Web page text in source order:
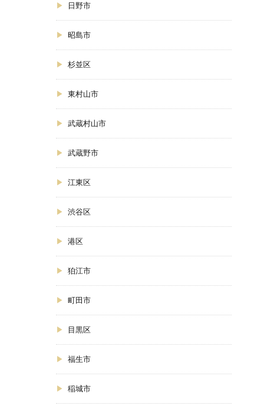
日野市
昭島市
杉並区
東村山市
武蔵村山市
武蔵野市
江東区
渋谷区
港区
狛江市
町田市
目黒区
福生市
稲城市